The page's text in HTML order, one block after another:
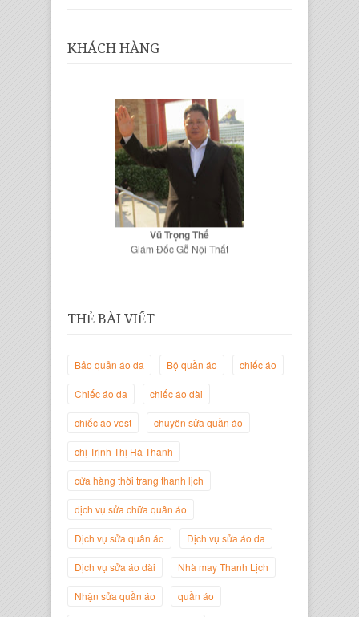
KHÁCH HÀNG
Vũ Trọng Thế
Giám Đốc Gỗ Nội Thất
Trịnh Thị Hà Thanh
Trang Thanh Lịch
THẺ BÀI VIẾT
Bảo quản áo da Bộ quần áo chiếc áo
Chiếc áo da chiếc áo dài
chiếc áo vest chuyên sửa quần áo
chị Trịnh Thị Hà Thanh
cửa hàng thời trang thanh lịch
dịch vụ sửa chữa quần áo
Dịch vụ sửa quần áo Dịch vụ sửa áo da
Dịch vụ sửa áo dài Nhà may Thanh Lịch
Nhận sửa quần áo quần áo